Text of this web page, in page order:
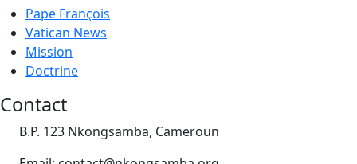
Pape François
Vatican News
Mission
Doctrine
Contact
B.P. 123 Nkongsamba, Cameroun